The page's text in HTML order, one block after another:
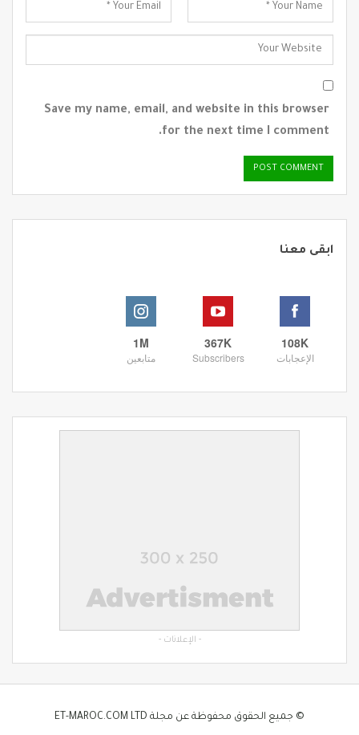
Save my name, email, and website in this browser
for the next time I comment.
ابقى معنا
108K
الإعجابات
367K
Subscribers
1M
متابعين
- الإعلانات -
© جميع الحقوق محفوظة عن مجلة ET-MAROC.COM LTD